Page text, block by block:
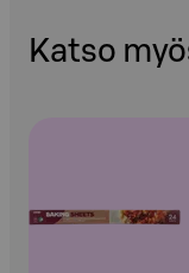
Katso